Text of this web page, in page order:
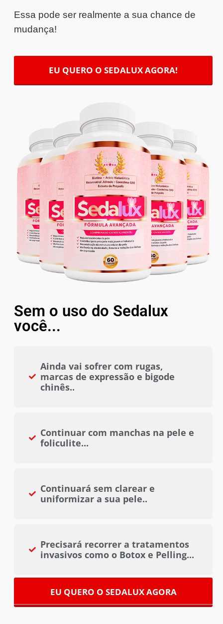
Essa pode ser realmente a sua chance de
mudança!
EU QUERO O SEDALUX AGORA!
Sem o uso do Sedalux
você...
Ainda vai sofrer com rugas,
marcas de expressão e bigode
chinês..
Continuar com manchas na pele e
foliculite...
Continuará sem clarear e
uniformizar a sua pele..
Precisará recorrer a tratamentos
invasivos como o Botox e Pelling...
EU QUERO O SEDALUX AGORA